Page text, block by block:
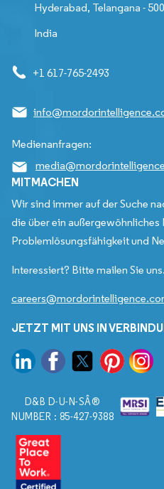
Hyderabad, Telangana -
India
+1 617-765-2493
Medienanfragen:
MITMACHEN
Wir sind immer auf der Suche
die über ein außergewöhnliches
Problemlösungsfähigkeit und
Interessiert? Bitte mailen Sie uns.
JETZT MIT UNS IN
D&B D-U-N-SÂ®
NUMBER : 85-427-9388